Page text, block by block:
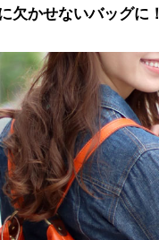
欠かせないバッグに！